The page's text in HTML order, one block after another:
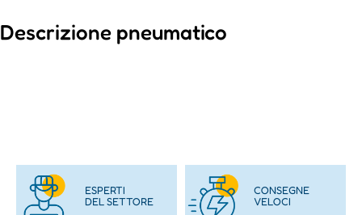
Descrizione pneumatico
ESPERTI
DEL SETTORE
CONSEGNE
VELOCI